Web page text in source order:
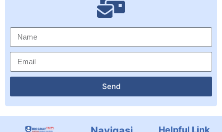
Send
Helpful Link